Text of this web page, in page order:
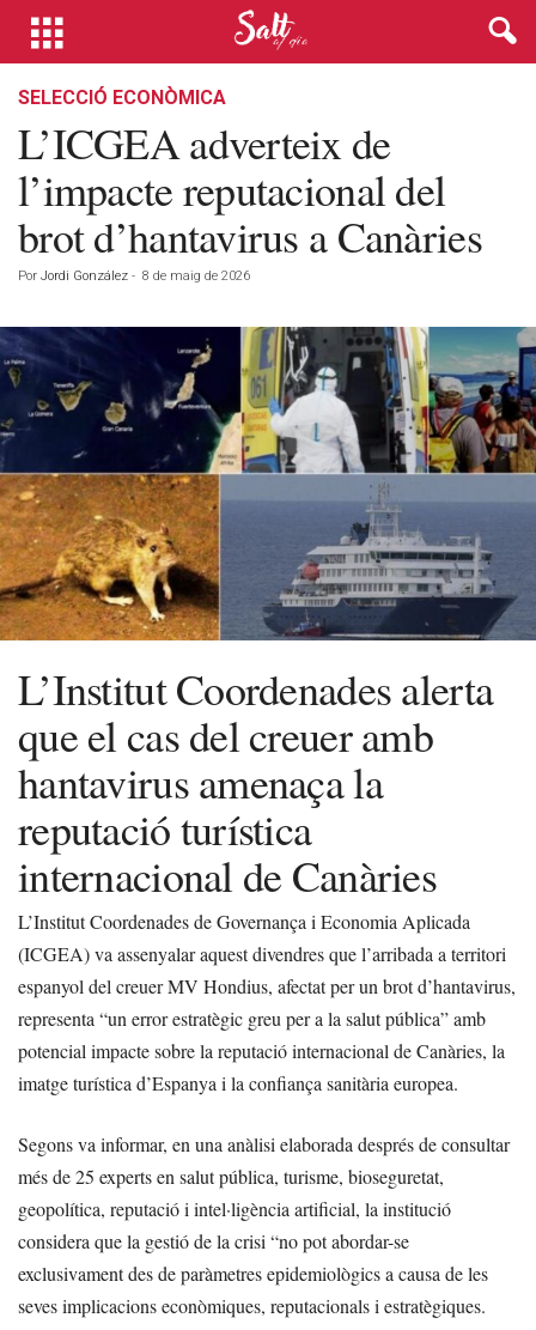
SELECCIÓ ECONÒMICA
L’ICGEA adverteix de
l’impacte reputacional del
brot d’hantavirus a Canàries
Por Jordi González - 8 de maig de 2026
L’Institut Coordenades alerta
que el cas del creuer amb
hantavirus amenaça la
reputació turística
internacional de Canàries
L’Institut Coordenades de Governança i Economia Aplicada
(ICGEA) va assenyalar aquest divendres que l’arribada a territori
espanyol del creuer MV Hondius, afectat per un brot d’hantavirus,
representa “un error estratègic greu per a la salut pública” amb
potencial impacte sobre la reputació internacional de Canàries, la
imatge turística d’Espanya i la confiança sanitària europea.
Segons va informar, en una anàlisi elaborada després de consultar
més de 25 experts en salut pública, turisme, bioseguretat,
geopolítica, reputació i intel·ligència artificial, la institució
considera que la gestió de la crisi “no pot abordar-se
exclusivament des de paràmetres epidemiològics a causa de les
seves implicacions econòmiques, reputacionals i estratègiques.